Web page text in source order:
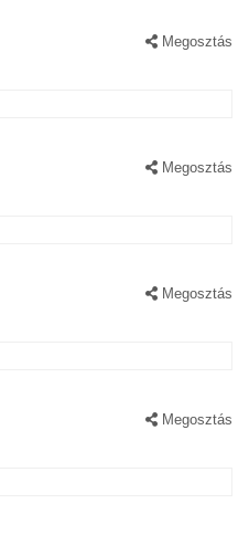
Megosztás
Megosztás
Megosztás
Megosztás